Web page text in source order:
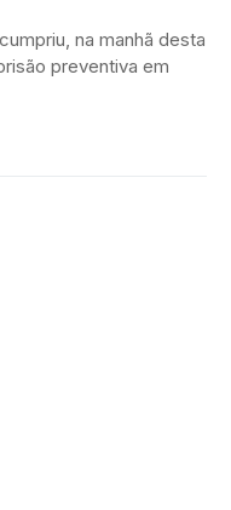
na manhã desta
preventiva em